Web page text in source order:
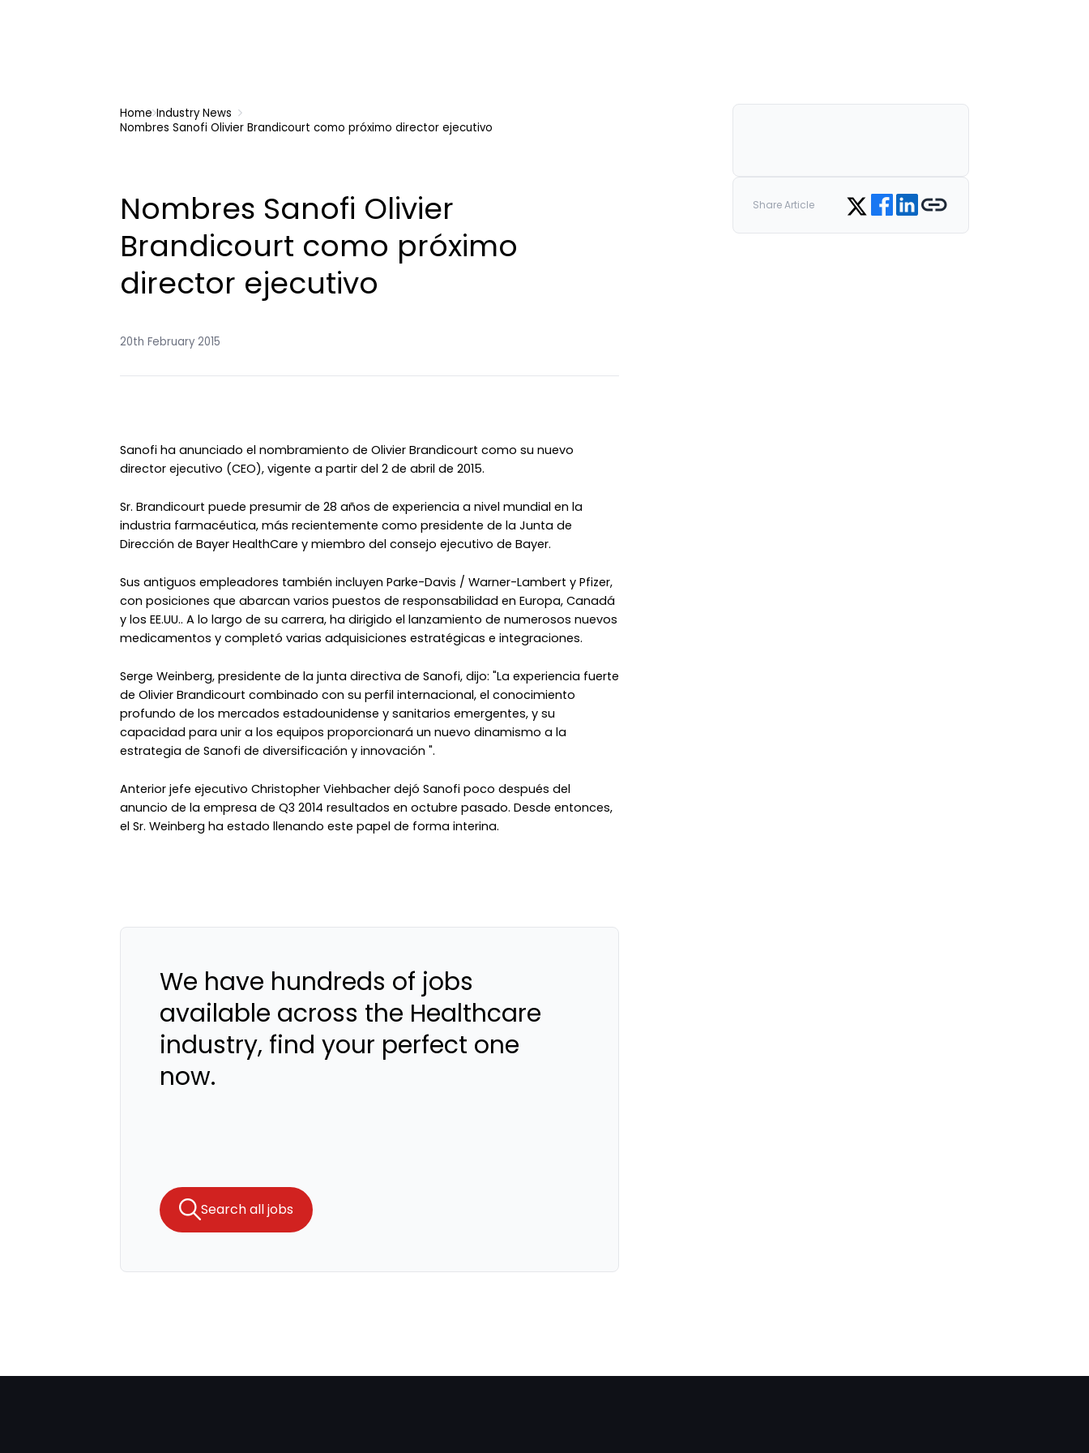
Home Industry News
Nombres Sanofi Olivier Brandicourt como próximo director ejecutivo
Nombres Sanofi Olivier
Brandicourt como próximo
director ejecutivo
20th February 2015
Sanofi ha anunciado el nombramiento de Olivier Brandicourt como su nuevo
director ejecutivo (CEO), vigente a partir del 2 de abril de 2015.
Sr. Brandicourt puede presumir de 28 años de experiencia a nivel mundial en la
industria farmacéutica, más recientemente como presidente de la Junta de
Dirección de Bayer HealthCare y miembro del consejo ejecutivo de Bayer.
Sus antiguos empleadores también incluyen Parke-Davis / Warner-Lambert y Pfizer,
con posiciones que abarcan varios puestos de responsabilidad en Europa, Canadá
y los EE.UU.. A lo largo de su carrera, ha dirigido el lanzamiento de numerosos nuevos
medicamentos y completó varias adquisiciones estratégicas e integraciones.
Serge Weinberg, presidente de la junta directiva de Sanofi, dijo: "La experiencia fuerte
de Olivier Brandicourt combinado con su perfil internacional, el conocimiento
profundo de los mercados estadounidense y sanitarios emergentes, y su
capacidad para unir a los equipos proporcionará un nuevo dinamismo a la
estrategia de Sanofi de diversificación y innovación ".
Anterior jefe ejecutivo Christopher Viehbacher dejó Sanofi poco después del
anuncio de la empresa de Q3 2014 resultados en octubre pasado. Desde entonces,
el Sr. Weinberg ha estado llenando este papel de forma interina.
We have hundreds of jobs
available across the Healthcare
industry, find your perfect one
now.
Search all jobs
Share Article Share on Twitter
Share on Facebook
Share on LinkedIn
Copy link